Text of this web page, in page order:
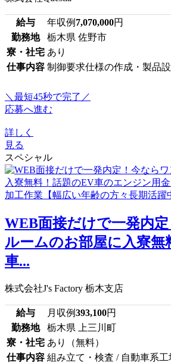
給与 年収例 7,070,000円
勤務地
栃木県 佐野市
寮・社宅 あり
仕事内容 制御要求仕様の作成・製品
＼最短45秒で完了／
応募へ進む
詳しく
見る
スペシャル
WEB面接だけで一発内
ルームのお部屋に入寮無
車...
株式会社J's Factory 栃木支店
給与 月収例393,100円
勤務地
栃木県 上三川町
寮・社宅 あり（無料）
仕事内容 組み立て・検査 / 自動車系工